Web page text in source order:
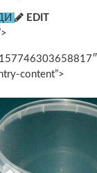
EDIT
content”>